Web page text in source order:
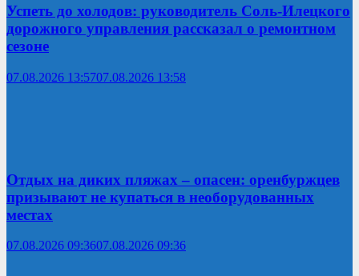
Успеть до холодов: руководитель Соль-Илецкого
дорожного управления рассказал о ремонтном
сезоне
07.08.2026 13:5707.08.2026 13:58
Отдых на диких пляжах – опасен: оренбуржцев
призывают не купаться в необорудованных
местах
07.08.2026 09:3607.08.2026 09:36